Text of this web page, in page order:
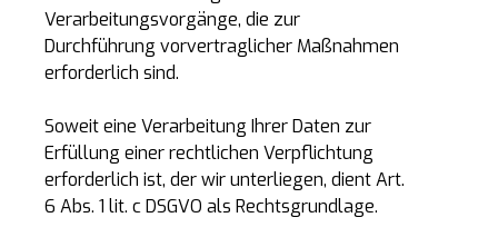
Verarbeitungsvorgänge, die zur
Durchführung vorvertraglicher Maßnahmen
erforderlich sind.
Soweit eine Verarbeitung Ihrer Daten zur
Erfüllung einer rechtlichen Verpflichtung
erforderlich ist, der wir unterliegen, dient Art.
6 Abs. 1 lit. c DSGVO als Rechtsgrundlage.